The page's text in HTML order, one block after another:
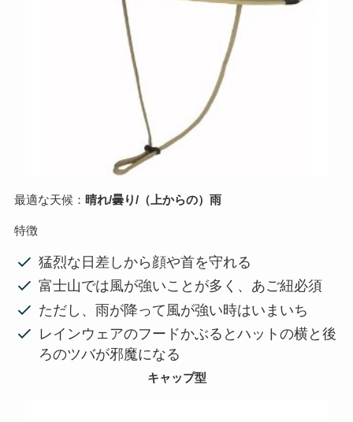
最適な天候： 晴れ/曇り/（上からの）雨
特徴
猛烈な日差しから顔や首を守れる
富士山では風が強いことが多く、あご紐必須
ただし、雨が降って風が強い時はいまいち
レインウェアのフードかぶるとハットの横と後
ろのツバが邪魔になる
キャップ型